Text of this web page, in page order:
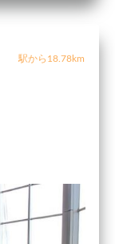
駅から18.78km